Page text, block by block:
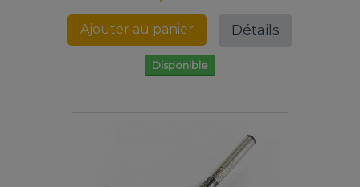
Ajouter au panier Détails
Disponible